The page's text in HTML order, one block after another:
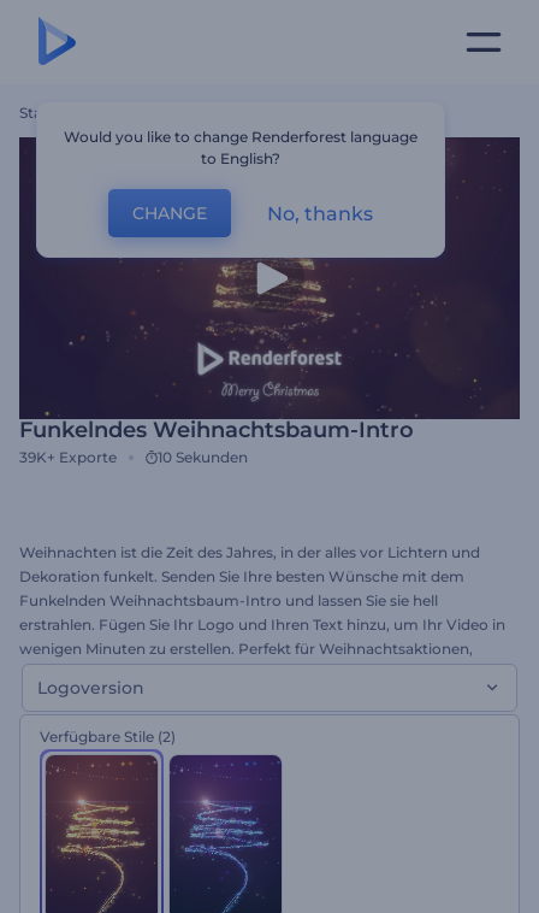
Startseite
Funkelndes Weihnachtsbaum-Intro
39K+ Exporte 10 Sekunden
Weihnachten ist die Zeit des Jahres, in der alles vor Lichtern und
Dekoration funkelt. Senden Sie Ihre besten Wünsche mit dem
Funkelnden Weihnachtsbaum-Intro und lassen Sie sie hell
erstrahlen. Fügen Sie Ihr Logo und Ihren Text hinzu, um Ihr Video in
wenigen Minuten zu erstellen. Perfekt für Weihnachtsaktionen,
Neujahrsgrüße, Party-Einladungen und vieles mehr. Weihnachten
steht vor der Tür. Erstellen Sie jetzt Ihr Gruß-Video!
Logoversion
Verfügbare Stile (2)
Would you like to change Renderforest language
to English?
CHANGE No, thanks